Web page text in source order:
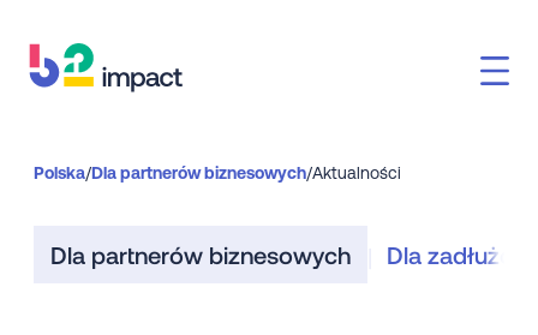
Polska/Dla partnerów biznesowych/Aktualności
Dla partnerów biznesowych Dla